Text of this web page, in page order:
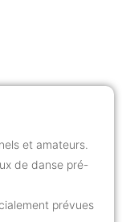
et amateurs.
de danse pré-
prévues